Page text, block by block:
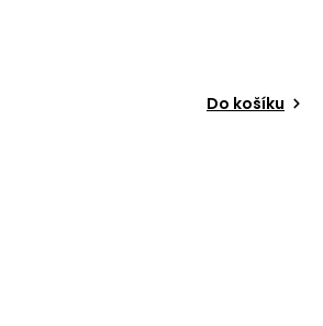
Do košíku